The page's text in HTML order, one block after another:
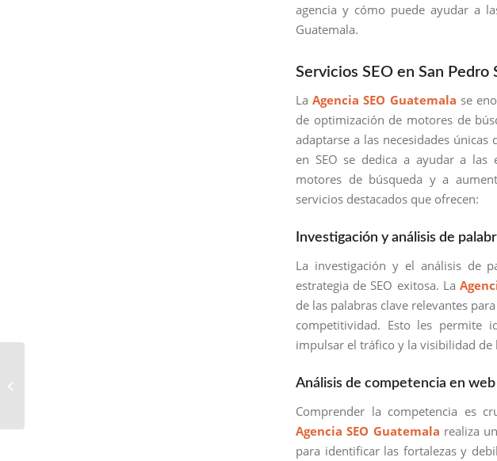
agencia y cómo puede ayudar a
Guatemala.
Servicios SEO en San Pedro
LaAgencia SEO Guatemala se
de optimización de motores de
adaptarse a las necesidades
en SEO se dedica a ayudar a
motores de búsqueda y a
servicios destacados que ofrecen:
Investigación y análisis de
La investigación y el análisis de
estrategia de SEO exitosa. La
de las palabras clave relevantes
competitividad. Esto les permite
impulsar el tráfico y la visibilidad de
Análisis de competencia en web
Comprender la competencia es
Agencia SEO Guatemala realiza
para identificar las fortalezas y